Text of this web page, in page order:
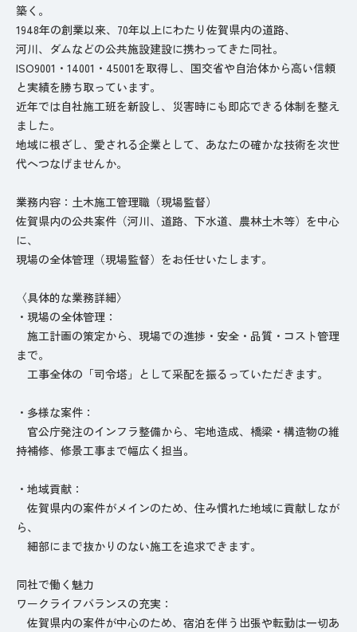
築く。
1948年の創業以来、70年以上にわたり佐賀県内の道路、
河川、ダムなどの公共施設建設に携わってきた同社。
ISO9001・14001・45001を取得し、国交省や自治体から高い信頼
と実績を勝ち取っています。
近年では自社施工班を新設し、災害時にも即応できる体制を整え
ました。
地域に根ざし、愛される企業として、あなたの確かな技術を次世
代へつなげませんか。
業務内容：土木施工管理職（現場監督）
佐賀県内の公共案件（河川、道路、下水道、農林土木等）を中心
に、
現場の全体管理（現場監督）をお任せいたします。
〈具体的な業務詳細〉
・現場の全体管理：
施工計画の策定から、現場での進捗・安全・品質・コスト管理
まで。
工事全体の「司令塔」として采配を振るっていただきます。
・多様な案件：
官公庁発注のインフラ整備から、宅地造成、橋梁・構造物の維
持補修、修景工事まで幅広く担当。
・地域貢献：
佐賀県内の案件がメインのため、住み慣れた地域に貢献しなが
ら、
細部にまで抜かりのない施工を追求できます。
同社で働く魅力
ワークライフバランスの充実：
佐賀県内の案件が中心のため、宿泊を伴う出張や転勤は一切あ